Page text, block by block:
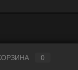
0